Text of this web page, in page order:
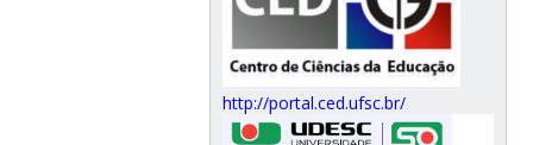
http://portal.ced.ufsc.br/